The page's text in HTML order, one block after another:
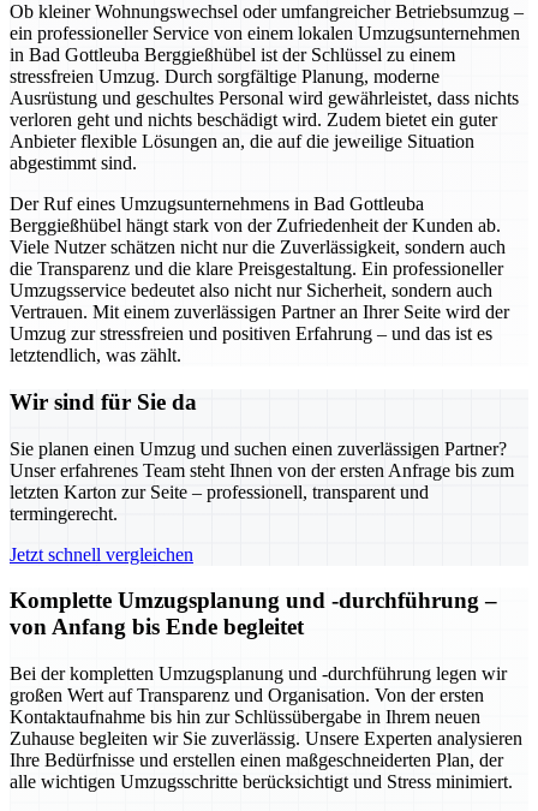
Ob kleiner Wohnungswechsel oder umfangreicher Betriebsumzug –
ein professioneller Service von einem lokalen Umzugsunternehmen
in Bad Gottleuba Berggießhübel ist der Schlüssel zu einem
stressfreien Umzug. Durch sorgfältige Planung, moderne
Ausrüstung und geschultes Personal wird gewährleistet, dass nichts
verloren geht und nichts beschädigt wird. Zudem bietet ein guter
Anbieter flexible Lösungen an, die auf die jeweilige Situation
abgestimmt sind.
Der Ruf eines Umzugsunternehmens in Bad Gottleuba
Berggießhübel hängt stark von der Zufriedenheit der Kunden ab.
Viele Nutzer schätzen nicht nur die Zuverlässigkeit, sondern auch
die Transparenz und die klare Preisgestaltung. Ein professioneller
Umzugsservice bedeutet also nicht nur Sicherheit, sondern auch
Vertrauen. Mit einem zuverlässigen Partner an Ihrer Seite wird der
Umzug zur stressfreien und positiven Erfahrung – und das ist es
letztendlich, was zählt.
Wir sind für Sie da
Sie planen einen Umzug und suchen einen zuverlässigen Partner?
Unser erfahrenes Team steht Ihnen von der ersten Anfrage bis zum
letzten Karton zur Seite – professionell, transparent und
termingerecht.
Jetzt schnell vergleichen
Komplette Umzugsplanung und -durchführung –
von Anfang bis Ende begleitet
Bei der kompletten Umzugsplanung und -durchführung legen wir
großen Wert auf Transparenz und Organisation. Von der ersten
Kontaktaufnahme bis hin zur Schlüssübergabe in Ihrem neuen
Zuhause begleiten wir Sie zuverlässig. Unsere Experten analysieren
Ihre Bedürfnisse und erstellen einen maßgeschneiderten Plan, der
alle wichtigen Umzugsschritte berücksichtigt und Stress minimiert.